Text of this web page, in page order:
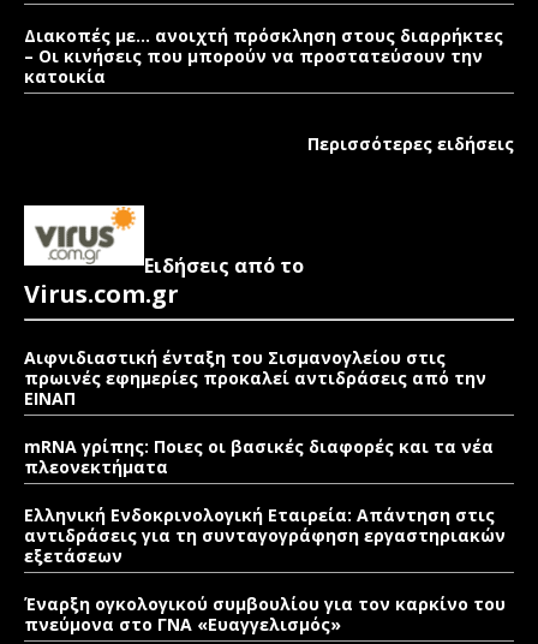
Διακοπές με… ανοιχτή πρόσκληση στους διαρρήκτες
– Οι κινήσεις που μπορούν να προστατεύσουν την
κατοικία
Περισσότερες ειδήσεις
Ειδήσεις από το
Virus.com.gr
Αιφνιδιαστική ένταξη του Σισμανογλείου στις
πρωινές εφημερίες προκαλεί αντιδράσεις από την
ΕΙΝΑΠ
mRNA γρίπης: Ποιες οι βασικές διαφορές και τα νέα
πλεονεκτήματα
Ελληνική Ενδοκρινολογική Εταιρεία: Απάντηση στις
αντιδράσεις για τη συνταγογράφηση εργαστηριακών
εξετάσεων
Έναρξη ογκολογικού συμβουλίου για τον καρκίνο του
πνεύμονα στο ΓΝΑ «Ευαγγελισμός»